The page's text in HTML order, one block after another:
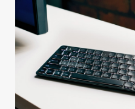
TIETOA
HINTA.FI
VAIHDA TEEMA